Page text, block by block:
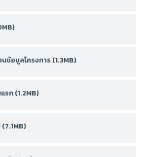
ข้อมูลโครงการ (1.3MB)
รก (1.2MB)